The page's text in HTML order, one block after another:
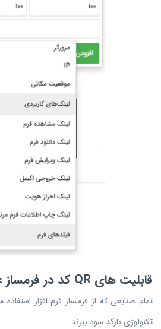
قابلیت های QR کد در فرمساز :
تمام صنایعی که از فرمساز فرم افزار
تکنولوژی بارکد سود ببرند.